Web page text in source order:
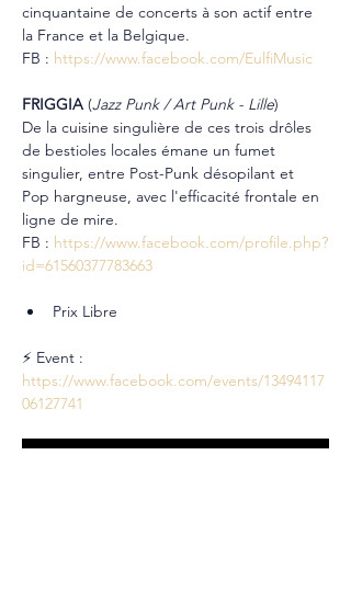
cinquantaine de concerts à son actif entre
la France et la Belgique.
FB : https://www.facebook.com/EulfiMusic
FRIGGIA (Jazz Punk / Art Punk - Lille)
De la cuisine singulière de ces trois drôles
de bestioles locales émane un fumet
singulier, entre Post-Punk désopilant et
Pop hargneuse, avec l'efficacité frontale en
ligne de mire.
FB : https://www.facebook.com/profile.php?
id=61560377783663
Prix Libre
⚡ Event :
https://www.facebook.com/events/13494117
06127741